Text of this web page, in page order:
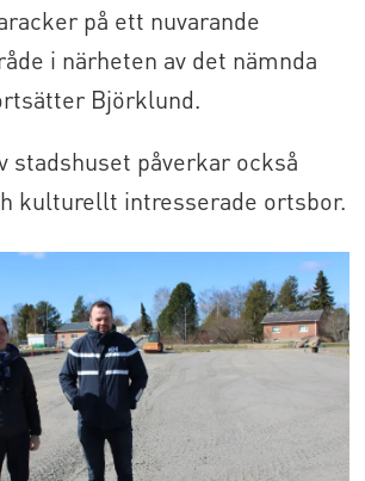
på ett nuvarande
i närheten av det nämnda
Björklund.
stadshuset påverkar också
kulturellt intresserade ortsbor.